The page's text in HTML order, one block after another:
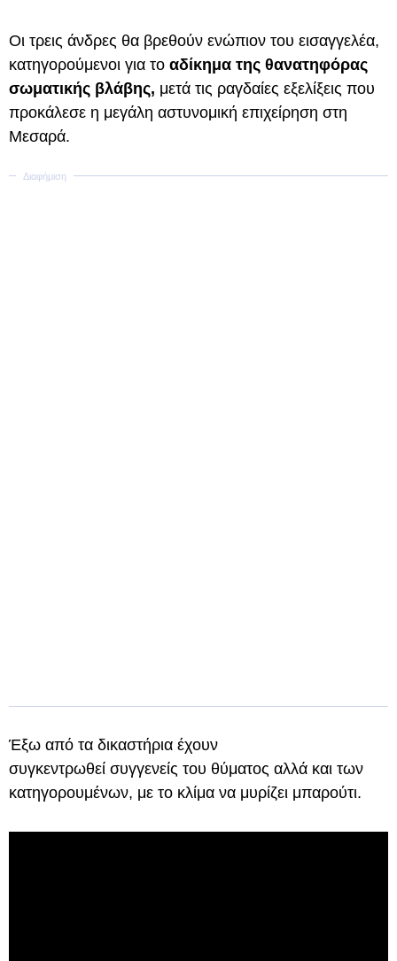
Οι τρεις άνδρες θα βρεθούν ενώπιον του εισαγγελέα,
κατηγορούμενοι για το αδίκημα της θανατηφόρας
σωματικής βλάβης, μετά τις ραγδαίες εξελίξεις που
προκάλεσε η μεγάλη αστυνομική επιχείρηση στη
Μεσαρά.
Έξω από τα δικαστήρια έχουν
συγκεντρωθεί συγγενείς του θύματος αλλά και των
κατηγορουμένων, με το κλίμα να μυρίζει μπαρούτι.